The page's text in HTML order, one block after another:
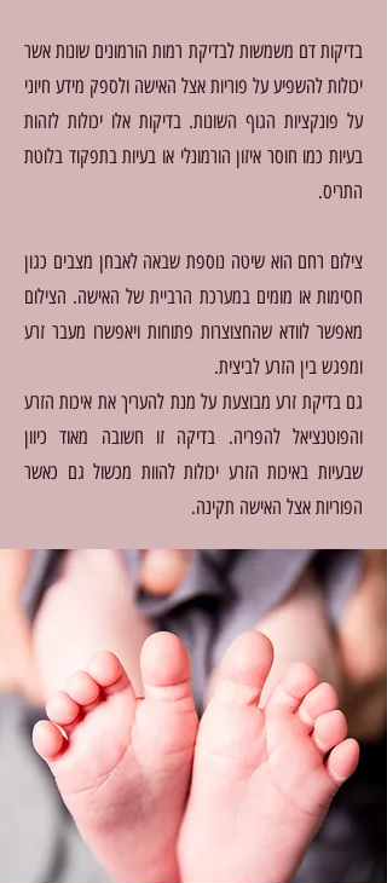
בדיקות דם משמשות לבדיקת רמות הורמונים שונות אשר
יכולות להשפיע על פוריות אצל האישה ולספק מידע חיוני
על פונקציות הגוף השונות. בדיקות אלו יכולות לזהות
בעיות כמו חוסר איזון הורמונלי או בעיות בתפקוד בלוטת
התריס.
צילום רחם הוא שיטה נוספת שבאה לאבחן מצבים כגון
חסימות או מומים במערכת הרביית של האישה. הצילום
מאפשר לוודא שהחצוצרות פתוחות ויאפשרו מעבר זרע
ומפגש בין הזרע לביצית.
גם בדיקת זרע מבוצעת על מנת להעריך את איכות הזרע
והפוטנציאל להפריה. בדיקה זו חשובה מאוד כיוון
שבעיות באיכות הזרע יכולות להוות מכשול גם כאשר
הפוריות אצל האישה תקינה.